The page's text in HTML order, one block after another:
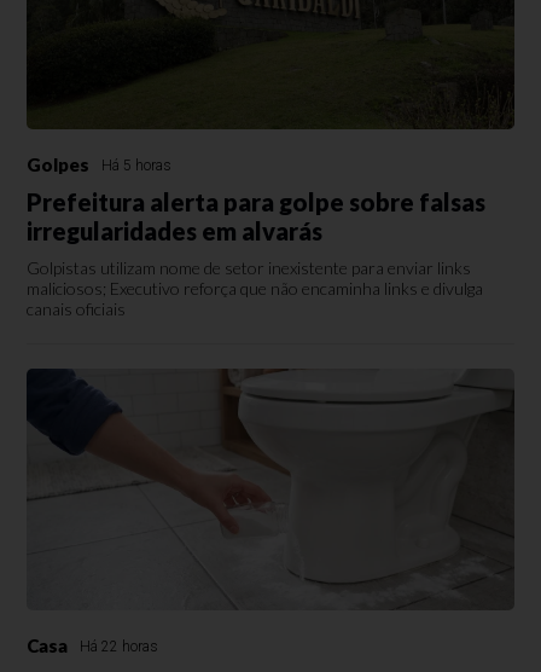
Golpes Há 5 horas
Prefeitura alerta para golpe sobre falsas
irregularidades em alvarás
Golpistas utilizam nome de setor inexistente para enviar links
maliciosos; Executivo reforça que não encaminha links e divulga
canais oficiais
Casa Há 22 horas